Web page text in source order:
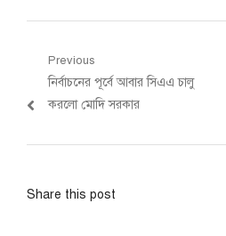
Post
navigation
Previous
Previous
post:
নির্বাচনের পূর্বে আবার সিএএ চালু
করলো মোদি সরকার
Share this post